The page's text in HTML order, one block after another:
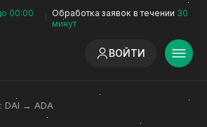
00:00
Обработка заявок в течении 30
минут
ВОЙТИ
DAI → ADA